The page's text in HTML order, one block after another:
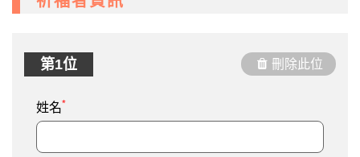
第1位 刪除此位
姓名*